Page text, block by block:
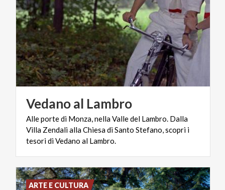
Vedanoal Lambro
Alle porte di Monza, nella Valle del Lambro. Dalla
Villa Zendali alla Chiesa di Santo Stefano, scopri i
tesori di Vedano al Lambro.
ARTE E CULTURA